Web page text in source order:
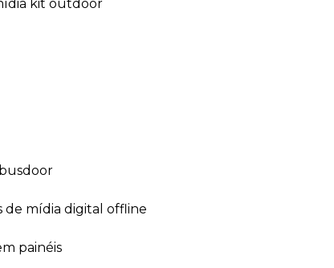
kit outdoor
busdoor
de mídia digital offline
painéis